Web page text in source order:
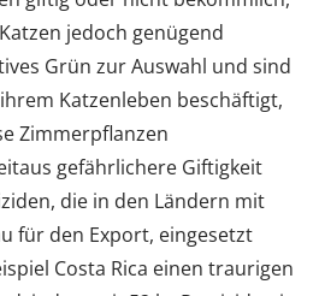
jedoch genügend
Grün zur Auswahl und sind
Katzenleben beschäftigt,
Zimmerpflanzen
gefährlichere Giftigkeit
die in den Ländern mit
für den Export, eingesetzt
Costa Rica einen traurigen